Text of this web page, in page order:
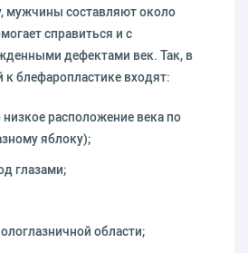
мужчины составляют около
справиться и с
дефектами век. Так, в
к блефаропластике входят:
расположение века по
яблоку);
глазами;
области;